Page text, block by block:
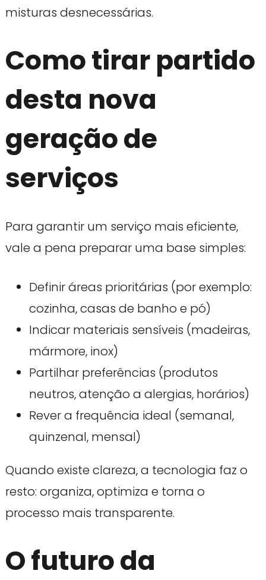
misturas desnecessárias.
Como tirar partido
desta nova
geração de
serviços
Para garantir um serviço mais eficiente,
vale a pena preparar uma base simples:
Definir áreas prioritárias (por exemplo:
cozinha, casas de banho e pó)
Indicar materiais sensíveis (madeiras,
mármore, inox)
Partilhar preferências (produtos
neutros, atenção a alergias, horários)
Rever a frequência ideal (semanal,
quinzenal, mensal)
Quando existe clareza, a tecnologia faz o
resto: organiza, optimiza e torna o
processo mais transparente.
O futuro da